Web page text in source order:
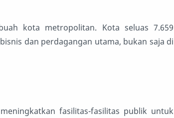
kota metropolitan. Kota seluas 7.659
dan perdagangan utama, bukan saja di
fasilitas-fasilitas publik untuk